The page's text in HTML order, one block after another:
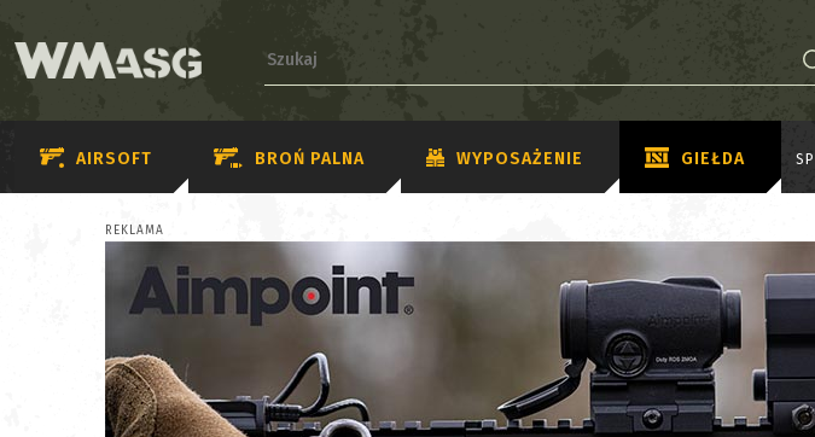
AIRSOFT BROŃ PALNA WYPOSAŻENIE GIEŁDA
REKLAMA